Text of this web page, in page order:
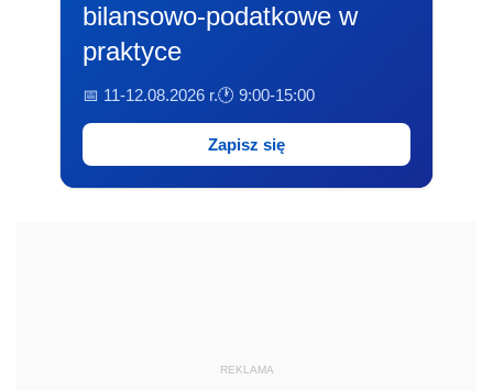
bilansowo-podatkowe w
praktyce
📅 11-12.08.2026 r.🕐 9:00-15:00
Zapisz się
REKLAMA